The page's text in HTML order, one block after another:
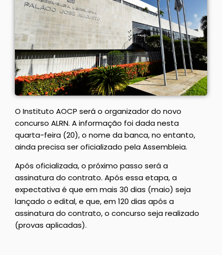
O Instituto AOCP será o organizador do novo
concurso ALRN. A informação foi dada nesta
quarta-feira (20), o nome da banca, no entanto,
ainda precisa ser oficializado pela Assembleia.
Após oficializada, o próximo passo será a
assinatura do contrato. Após essa etapa, a
expectativa é que em mais 30 dias (maio) seja
lançado o edital, e que, em 120 dias após a
assinatura do contrato, o concurso seja realizado
(provas aplicadas).